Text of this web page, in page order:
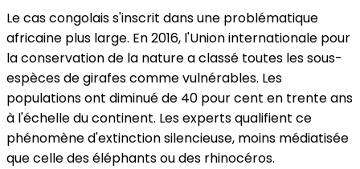
Le cas congolais s'inscrit dans une problématique
africaine plus large. En 2016, l'Union internationale pour
la conservation de la nature a classé toutes les sous-
espèces de girafes comme vulnérables. Les
populations ont diminué de 40 pour cent en trente ans
à l'échelle du continent. Les experts qualifient ce
phénomène d'extinction silencieuse, moins médiatisée
que celle des éléphants ou des rhinocéros.